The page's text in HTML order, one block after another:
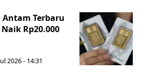
Antam Terbaru
Rp20.000
2026 - 14:31